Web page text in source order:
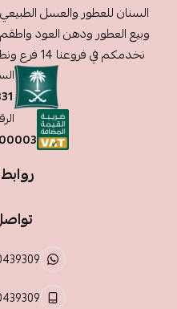
وبيع العطور ودهن العود
نخدمكم في فروعنا 14 فرع ونطمح في التوسع في جميع المملكة